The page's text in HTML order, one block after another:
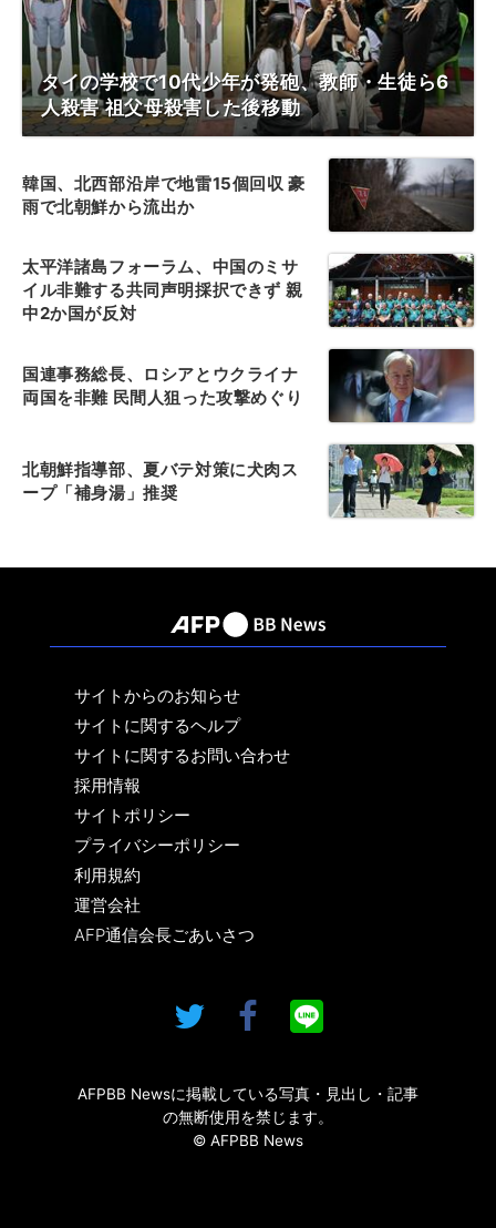
タイの学校で10代少年が発砲、教師・生徒ら6
人殺害 祖父母殺害した後移動
韓国、北西部沿岸で地雷15個回収 豪
雨で北朝鮮から流出か
太平洋諸島フォーラム、中国のミサ
イル非難する共同声明採択できず 親
中2か国が反対
国連事務総長、ロシアとウクライナ
両国を非難 民間人狙った攻撃めぐり
北朝鮮指導部、夏バテ対策に犬肉ス
ープ「補身湯」推奨
サイトからのお知らせ
サイトに関するヘルプ
サイトに関するお問い合わせ
採用情報
サイトポリシー
プライバシーポリシー
利用規約
運営会社
AFP通信会長ごあいさつ
AFPBB Newsに掲載している写真・見出し・記事
の無断使用を禁じます。
© AFPBB News